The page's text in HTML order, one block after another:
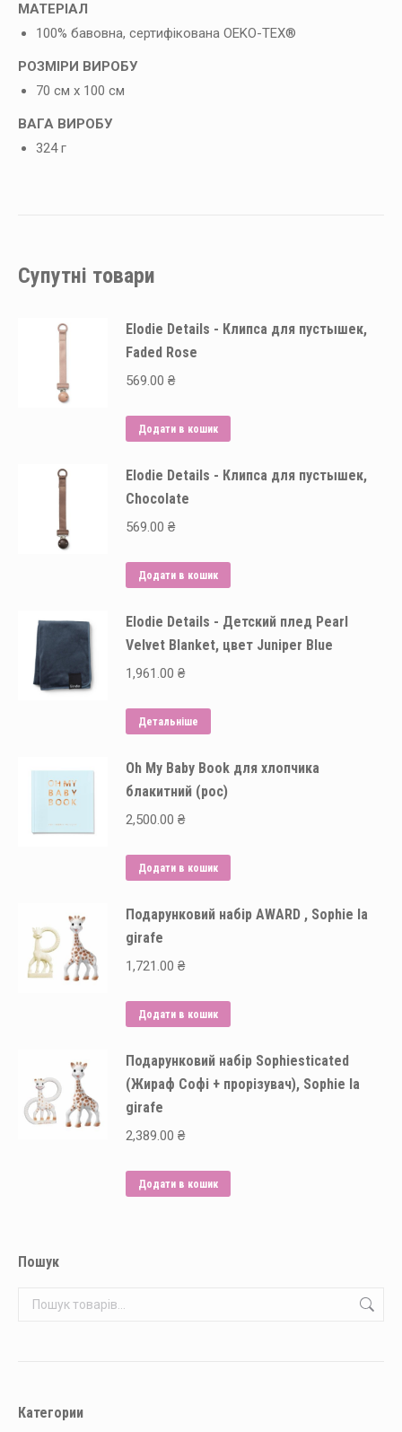
МАТЕРІАЛ
100% бавовна, сертифікована OEKO-TEX®
РОЗМІРИ ВИРОБУ
70 см х 100 см
ВАГА ВИРОБУ
324 г
Супутні товари
Elodie Details - Клипса для пустышек,
Faded Rose
569.00 ₴
Додати в кошик
Elodie Details - Клипса для пустышек,
Chocolate
569.00 ₴
Додати в кошик
Elodie Details - Детский плед Pearl
Velvet Blanket, цвет Juniper Blue
1,961.00 ₴
Детальніше
Oh My Baby Book для хлопчика
блакитний (рос)
2,500.00 ₴
Додати в кошик
Подарунковий набір AWARD , Sophie la
girafe
1,721.00 ₴
Додати в кошик
Подарунковий набір Sophiesticated
(Жираф Софі + прорізувач), Sophie la
girafe
2,389.00 ₴
Додати в кошик
Пошук
Категории